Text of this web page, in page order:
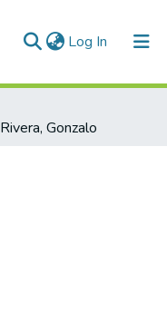
Log In (current)
Rivera, Gonzalo